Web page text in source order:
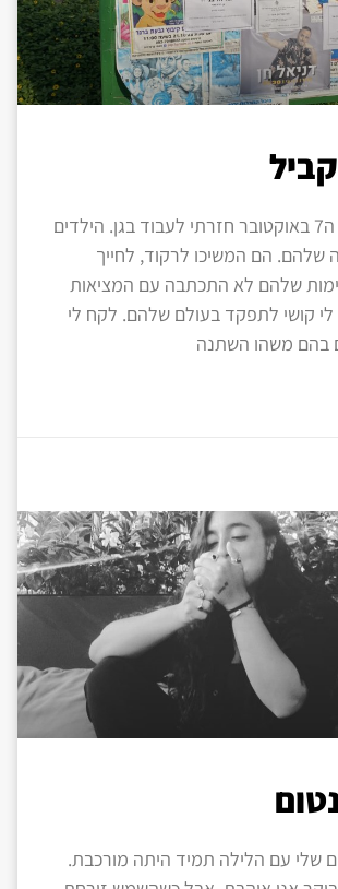
שבועיים אחרי ה7 באוקטובר חזרתי לעבוד בגן. הילדים
שלהם. הם המשיכו לרקוד, לחייך
שלהם לא התכתבה עם המציאות
לי קושי לתפקד בעולם שלהם. לקח לי
בהם משהו השתנה
שלי עם הלילה תמיד היתה מורכבת.